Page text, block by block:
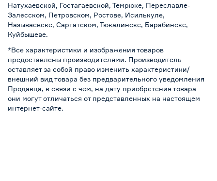
Натухаевской, Гостагаевской, Темрюке, Переславле-
Залесском, Петровском, Ростове, Исилькуле,
Называевске, Саргатском, Тюкалинске, Барабинске,
Куйбышеве.
*Все характеристики и изображения товаров
предоставлены производителями. Производитель
оставляет за собой право изменить характеристики/
внешний вид товара без предварительного уведомления
Продавца, в связи с чем, на дату приобретения товара
они могут отличаться от представленных на настоящем
интернет-сайте.